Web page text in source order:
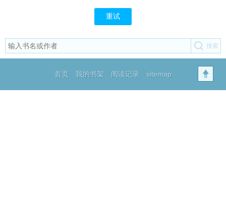
重试
首页 我的书架 阅读记录 sitemap